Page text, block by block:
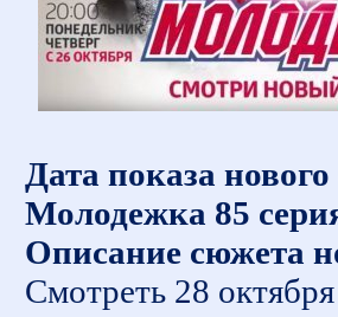
Дата показа нового
Молодежка 85
Описание сюжета
Смотреть 28